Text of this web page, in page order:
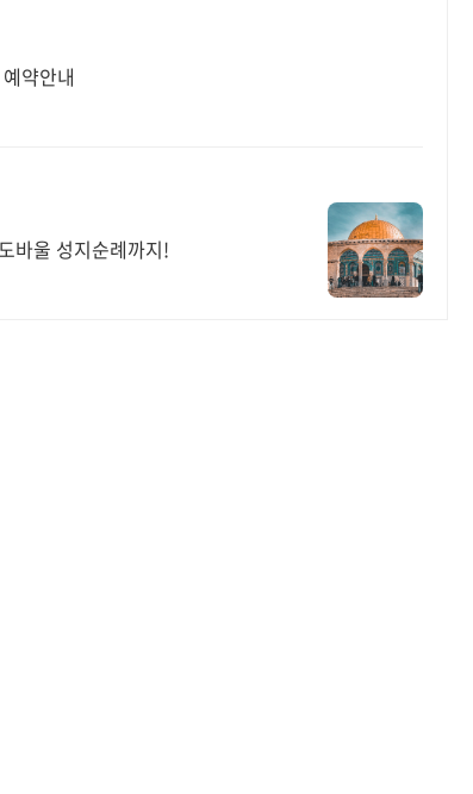
약안내
바울 성지순례까지!